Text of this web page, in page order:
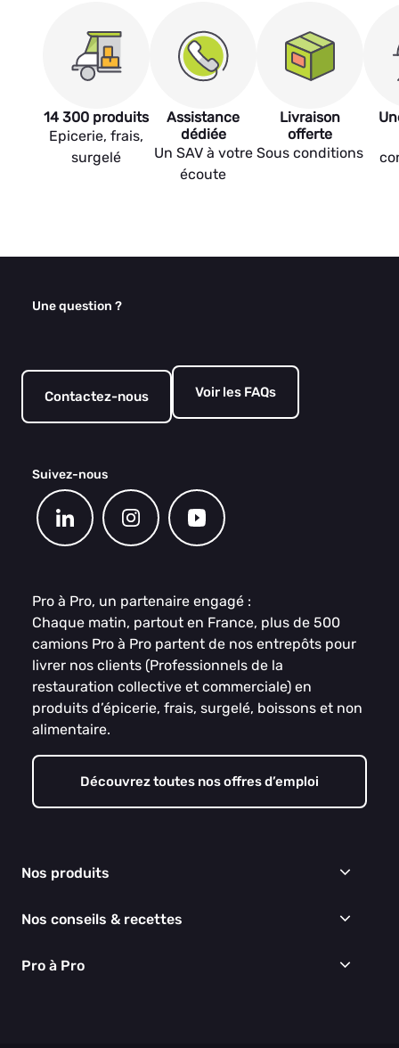
14 300 produits
Epicerie, frais,
surgelé
Assistance
dédiée
Un SAV à votre
écoute
Livraison
offerte
Sous conditions
Une question ?
Contactez-nous Voir les FAQs
Suivez-nous
Pro à Pro, un partenaire engagé :
Chaque matin, partout en France, plus de 500
camions Pro à Pro partent de nos entrepôts pour
livrer nos clients (Professionnels de la
restauration collective et commerciale) en
produits d’épicerie, frais, surgelé, boissons et non
alimentaire.
Découvrez toutes nos offres d’emploi
Nos produits
Épicerie
Boissons
Nos conseils & recettes
Recettes
Pro à Pro